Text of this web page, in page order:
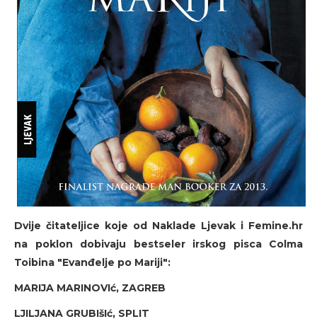
Dvije čitateljice koje od Naklade Ljevak i Femine.hr
na poklon dobivaju bestseler irskog pisca Colma
Toibina "Evanđelje po Mariji":
MARIJA MARINOVIć, ZAGREB
LJILJANA GRUBIšIć, SPLIT